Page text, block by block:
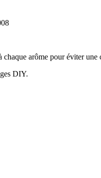
arôme pour éviter
DIY.